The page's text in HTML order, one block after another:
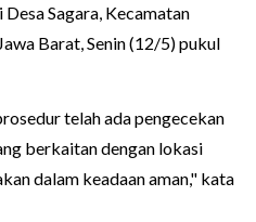
Sagara, Kecamatan
Barat, Senin (12/5) pukul
telah ada pengecekan
berkaitan dengan lokasi
dalam keadaan aman," kata